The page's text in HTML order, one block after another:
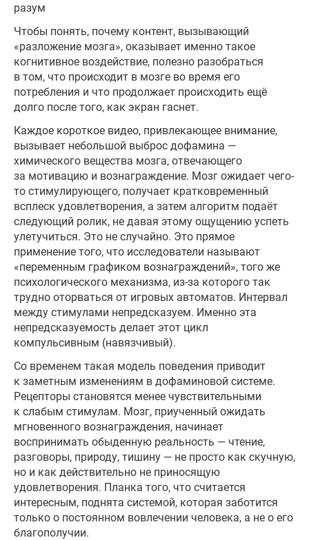
разум
Чтобы понять, почему контент, вызывающий
«разложение мозга», оказывает именно такое
когнитивное воздействие, полезно разобраться
в том, что происходит в мозге во время его
потребления и что продолжает происходить ещё
долго после того, как экран гаснет.
Каждое короткое видео, привлекающее внимание,
вызывает небольшой выброс дофамина —
химического вещества мозга, отвечающего
за мотивацию и вознаграждение. Мозг ожидает чего-
то стимулирующего, получает кратковременный
всплеск удовлетворения, а затем алгоритм подаёт
следующий ролик, не давая этому ощущению успеть
улетучиться. Это не случайно. Это прямое
применение того, что исследователи называют
«переменным графиком вознаграждений», того же
психологического механизма, из-за которого так
трудно оторваться от игровых автоматов. Интервал
между стимулами непредсказуем. Именно эта
непредсказуемость делает этот цикл
компульсивным (навязчивый).
Со временем такая модель поведения приводит
к заметным изменениям в дофаминовой системе.
Рецепторы становятся менее чувствительными
к слабым стимулам. Мозг, приученный ожидать
мгновенного вознаграждения, начинает
воспринимать обыденную реальность — чтение,
разговоры, природу, тишину — не просто как скучную,
но и как действительно не приносящую
удовлетворения. Планка того, что считается
интересным, поднята системой, которая заботится
только о постоянном вовлечении человека, а не о его
благополучии.